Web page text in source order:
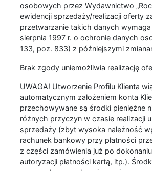
osobowych przez Wydawnictwo
ewidencji sprzedaży/realizacji oferty
przetwarzanie takich danych
sierpnia 1997 r. o ochronie danych
133, poz. 833) z późniejszymi
Brak zgody uniemożliwia realizację
UWAGA! Utworzenie Profilu Klienta
automatycznym założeniem konta
przechowywane są środki pieniężne
różnych przyczyn w czasie realizacji
sprzedaży (zbyt wysoka należność
rachunek bankowy przy płatności
z części zamówienia już po
autoryzacji płatności kartą, itp.).